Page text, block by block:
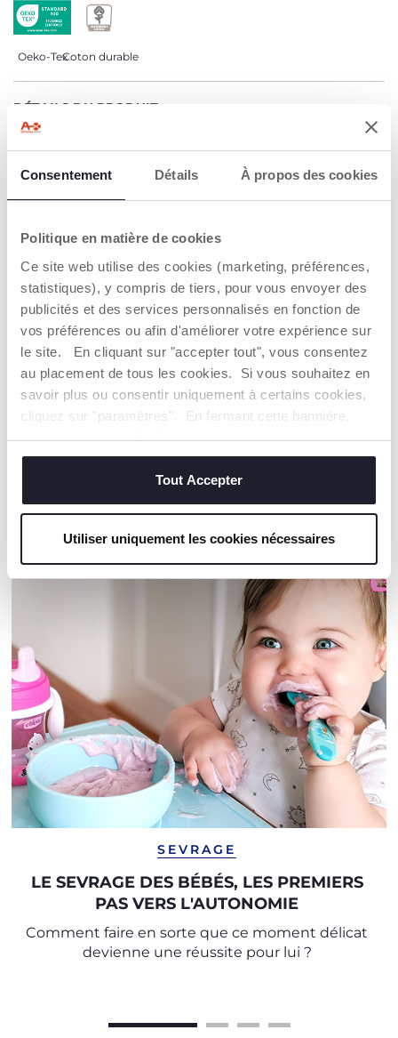
Consentement Détails À propos des cookies
Politique en matière de cookies
Ce site web utilise des cookies (marketing, préférences,
statistiques), y compris de tiers, pour vous envoyer des
publicités et des services personnalisés en fonction de
vos préférences ou afin d'améliorer votre expérience sur
le site. En cliquant sur "accepter tout", vous consentez
au placement de tous les cookies. Si vous souhaitez en
savoir plus ou consentir uniquement à certains cookies,
cliquez sur "paramètres". En fermant cette bannière,
vous consentez à l'utilisation des seuls cookies
techniques, qui sont essentiels au service demandé.
Tout Accepter
Utiliser uniquement les cookies nécessaires
Oeko-TexCoton durable
DÉTAILS DU PRODUIT
Notre coton est… Durable !
Coton cultivé selon un programme dont l'objectif est de
mettre sur le marché des fils certifiés de coton cultivé
dans le respect des principes qui en font un coton
DURABLE sur un plan environnemental, économique et
social.
Toute la chaîne d'approvisionnement et de production fait
l'objet d'une traçabilité et des mêmes mesures de
durabilité.
Trouver un Revendeur
SEVRAGE
LE SEVRAGE DES BÉBÉS, LES PREMIERS
PAS VERS L'AUTONOMIE
Comment faire en sorte que ce moment délicat
devienne une réussite pour lui ?